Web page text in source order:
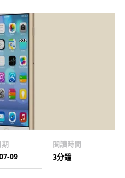
09
閱讀時間
3分鐘